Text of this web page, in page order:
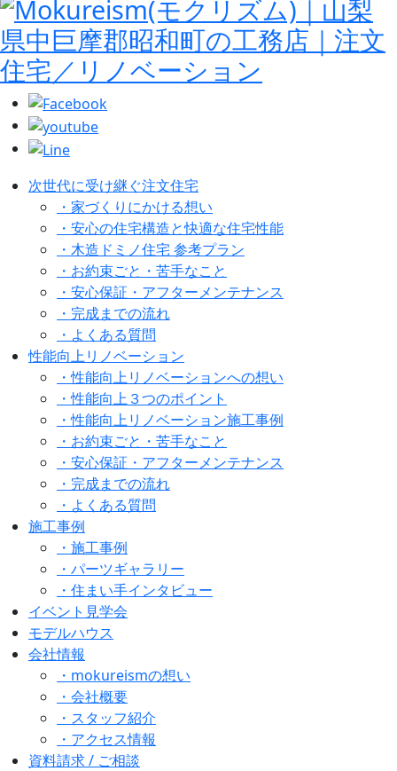
次世代に受け継ぐ注文住宅
・家づくりにかける想い
・安心の住宅構造と快適な住宅性能
・木造ドミノ住宅 参考プラン
・お約束ごと・苦手なこと
・安心保証・アフターメンテナンス
・完成までの流れ
・よくある質問
性能向上リノベーション
・性能向上リノベーションへの想い
・性能向上３つのポイント
・性能向上リノベーション施工事例
・お約束ごと・苦手なこと
・安心保証・アフターメンテナンス
・完成までの流れ
・よくある質問
施工事例
・施工事例
・パーツギャラリー
・住まい手インタビュー
イベント見学会
モデルハウス
会社情報
・mokureismの想い
・会社概要
・スタッフ紹介
・アクセス情報
資料請求 / ご相談